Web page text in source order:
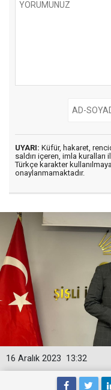
UYARI: Küfür, hakaret,
saldırı içeren, imla kuralları
Türkçe karakter
onaylanmamaktadır.
13:32
16 Aralık 2023